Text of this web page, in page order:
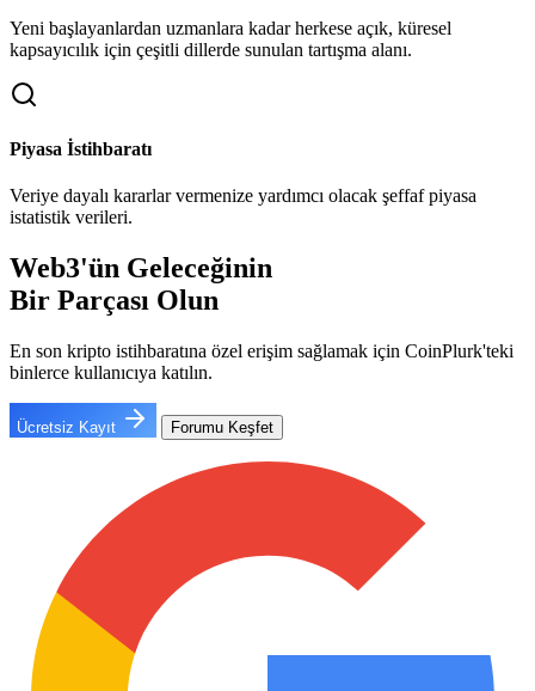
Yeni başlayanlardan uzmanlara kadar herkese açık, küresel
kapsayıcılık için çeşitli dillerde sunulan tartışma alanı.
Piyasa İstihbaratı
Veriye dayalı kararlar vermenize yardımcı olacak şeffaf piyasa
istatistik verileri.
Web3'ün Geleceğinin
Bir Parçası Olun
En son kripto istihbaratına özel erişim sağlamak için CoinPlurk'teki
binlerce kullanıcıya katılın.
Ücretsiz Kayıt Forumu Keşfet